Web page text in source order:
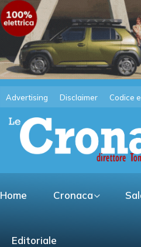
Advertising Disclaimer Codice
Home Cronaca
Editoriale